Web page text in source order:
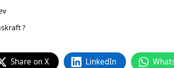
?
Share on X LinkedIn